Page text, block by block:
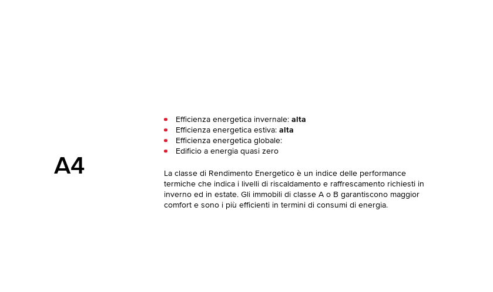
A4
Efficienza energetica invernale:alta
Efficienza energetica estiva:alta
Efficienza energetica globale:
Edificio a energia quasi zero
La classe di Rendimento Energetico è un indice delle performance
termiche che indica i livelli di riscaldamento e raffrescamento richiesti in
inverno ed in estate. Gli immobili di classe A o B garantiscono maggior
comfort e sono i più efficienti in termini di consumi di energia.